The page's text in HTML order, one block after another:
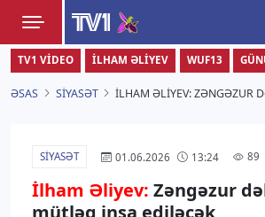
TV1
Zamanı bizimlə yaşa!
TV1 VIDEO İLHAM ƏLIYEV WUF13
ƏSAS SIYASƏT İLHAM ƏLIYEV: ZƏNGƏZUR
SIYASƏT 01.06.2026 13:24 89
İlham Əliyev: Zəngəzur